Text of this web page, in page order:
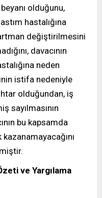
olduğunu,
hastalığına
değiştirilmesini
davacının
neden
istifa nedeniyle
olduğundan, iş
sayılmasının
bu kapsamda
ve Yargılama